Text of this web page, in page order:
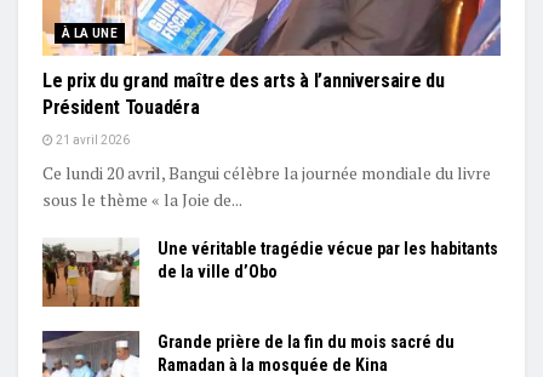
À LA UNE
Le prix du grand maître des arts à l’anniversaire du
Président Touadéra
21 avril 2026
Ce lundi 20 avril, Bangui célèbre la journée mondiale du livre
sous le thème « la Joie de...
Une véritable tragédie vécue par les habitants
de la ville d’Obo
Grande prière de la fin du mois sacré du
Ramadan à la mosquée de Kina